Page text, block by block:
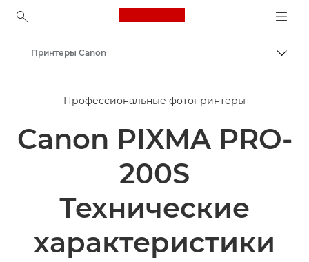
Canon Logo, back to
Принтеры Canon
Профессиональные фотопринтеры
Canon PIXMA PRO-
200S
Технические
характеристики